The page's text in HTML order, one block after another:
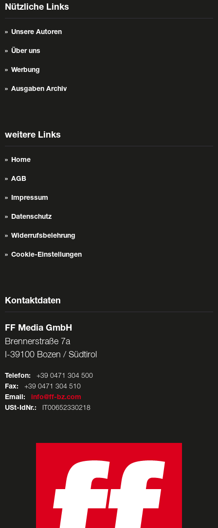
Nützliche Links
Unsere Autoren
Über uns
Werbung
Ausgaben Archiv
weitere Links
Home
AGB
Impressum
Datenschutz
Widerrufsbelehrung
Cookie-Einstellungen
Kontaktdaten
FF Media GmbH
Brennerstraße 7a
I-39100 Bozen / Südtirol
Telefon: +39 0471 304 500
Fax: +39 0471 304 510
Email:
info@ff-bz.com
USt-IdNr.: IT00652330218